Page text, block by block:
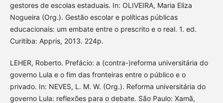
gestores de escolas estaduais. In: OLIVEIRA, Maria Eliza
Nogueira (Org.). Gestão escolar e políticas públicas
educacionais: um embate entre o prescrito e o real. 1. ed.
Curitiba: Appris, 2013. 224p.
LEHER, Roberto. Prefácio: a (contra-)reforma universitária do
governo Lula e o fim das fronteiras entre o público e o
privado. In: NEVES, L. M. W. (Org.). Reforma universitária do
governo Lula: reflexões para o debate. São Paulo: Xamã,